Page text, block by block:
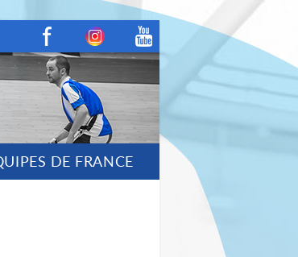
DE FRANCE
FacebookInstagramYoutube